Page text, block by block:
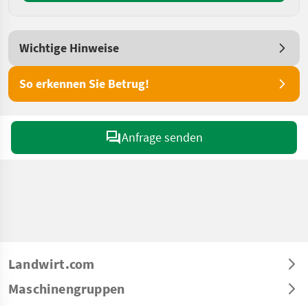
Wichtige Hinweise
So erkennen Sie Betrug!
Anfrage senden
Landwirt.com
Maschinengruppen